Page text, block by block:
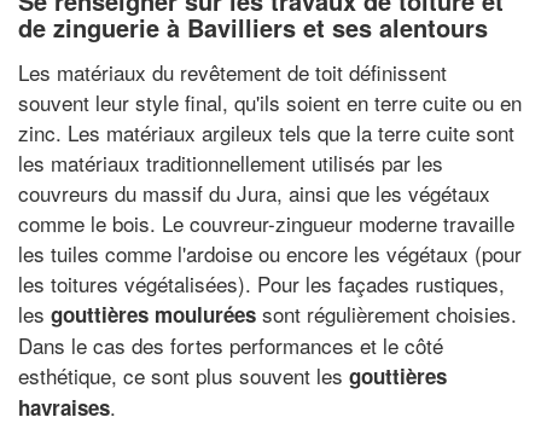
de zinguerie à Bavilliers et ses alentours
Les matériaux du revêtement de toit définissent
souvent leur style final, qu'ils soient en terre cuite ou en
zinc. Les matériaux argileux tels que la terre cuite sont
les matériaux traditionnellement utilisés par les
couvreurs du massif du Jura, ainsi que les végétaux
comme le bois. Le couvreur-zingueur moderne travaille
les tuiles comme l'ardoise ou encore les végétaux (pour
les toitures végétalisées). Pour les façades rustiques,
les gouttières moulurées sont régulièrement choisies.
Dans le cas des fortes performances et le côté
esthétique, ce sont plus souvent les gouttières
havraises.